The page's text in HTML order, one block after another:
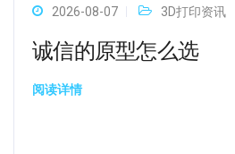
2026-08-07 3D打印资讯
诚信的原型怎么选
阅读详情